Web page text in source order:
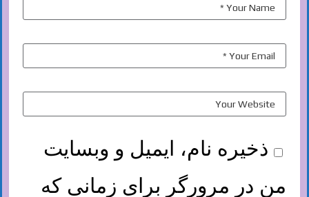
ذخیره نام، ایمیل و وبسایت
من در مرورگر برای زمانی که